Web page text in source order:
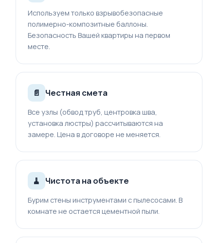
Используем только взрывобезопасные
полимерно-композитные баллоны.
Безопасность Вашей квартиры на первом
месте.
📄 Честная смета
Все узлы (обвод труб, центровка шва,
установка люстры) рассчитываются на
замере. Цена в договоре не меняется.
🧹 Чистота на объекте
Бурим стены инструментами с пылесосами. В
комнате не остается цементной пыли.